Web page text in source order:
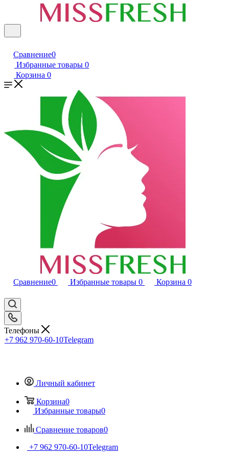
Сравнение0
Избранные товары 0
Корзина 0
Сравнение0 Избранные товары 0 Корзина 0
Телефоны
+7 962 970-60-10Telegram
Личный кабинет
Корзина0
Избранные товары0
Сравнение товаров0
+7 962 970-60-10Telegram